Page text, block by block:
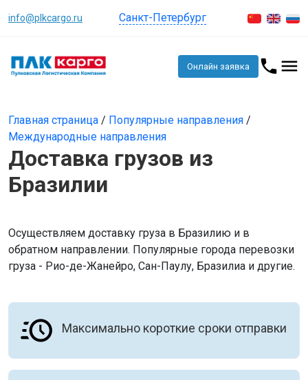
info@plkcargo.ru Санкт-Петербург
Онлайн заявка
Главная страница / Популярные направления /
Международные направления
Доставка грузов из
Бразилии
Осуществляем доставку груза в Бразилию и в
обратном направлении. Популярные города перевозки
груза - Рио-де-Жанейро, Сан-Паулу, Бразилиа и другие.
Максимально короткие сроки отправки